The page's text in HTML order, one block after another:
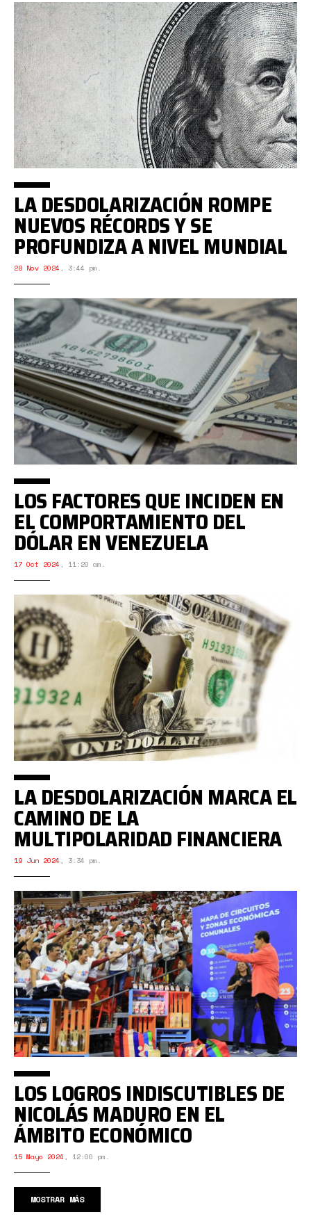
LA DESDOLARIZACIÓN ROMPE
NUEVOS RÉCORDS Y SE
PROFUNDIZA A NIVEL MUNDIAL
28 Nov 2024 , 3:44 pm.
LOS FACTORES QUE INCIDEN EN
EL COMPORTAMIENTO DEL
DÓLAR EN VENEZUELA
17 Oct 2024 , 11:20 am.
LA DESDOLARIZACIÓN MARCA EL
CAMINO DE LA
MULTIPOLARIDAD FINANCIERA
19 Jun 2024 , 3:34 pm.
LOS LOGROS INDISCUTIBLES DE
NICOLÁS MADURO EN EL
ÁMBITO ECONÓMICO
15 Mayo 2024 , 12:00 pm.
MOSTRAR MÁS